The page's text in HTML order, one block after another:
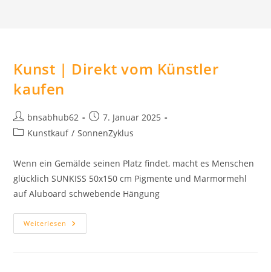
Kunst | Direkt vom Künstler
kaufen
Beitrags-
Autor:
bnsabhub62
Beitrag
veröffentlicht:
7. Januar 2025
Beitrags-
Kunstkauf / SonnenZyklus
Wenn ein Gemälde seinen Platz findet, macht es Menschen
glücklich SUNKISS 50x150 cm Pigmente und Marmormehl
auf Aluboard schwebende Hängung
Weiterlesen Kunst
|